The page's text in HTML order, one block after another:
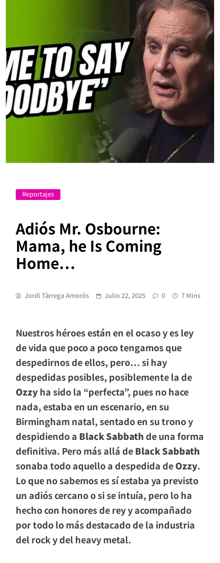
Reportajes
Adiós Mr. Osbourne:
Mama, he Is Coming
Home…
Jordi Tàrrega Amorós Julio 22, 2025 0 7 Mins
Nuestros héroes están en el ocaso y es ley
de vida que poco a poco tengamos que
despedirnos de ellos, pero… si hay
despedidas posibles, posiblemente la de
Ozzyha sido la “perfecta”, pues no hace
nada, estaba en un escenario, en su
Birmingham natal, sentado en su trono y
despidiendo a Black Sabbath de una forma
definitiva. Pero más allá deBlack Sabbath
sonaba todo aquello a despedida deOzzy.
Lo que no sabemos es sí estaba ya previsto
un adiós cercano o si se intuía, pero lo ha
hecho con honores de rey y acompañado
por todo lo más destacado de la industria
del rock y del heavy metal.